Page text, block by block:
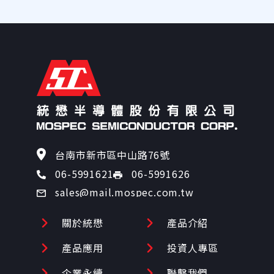
22.8
25.7
25.70
26.70
28.50
25.2
28.4
29.50
31.50
台南市新市區中山路76號
06-5991621
06-5991626
sales@mail.mospec.com.tw
關於統懋
產品介紹
產品應用
投資人專區